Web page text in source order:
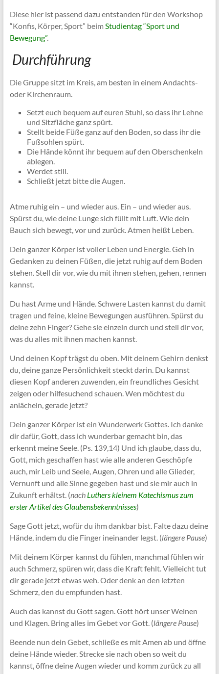
Diese hier ist passend dazu entstanden für den Workshop
“Konfis, Körper, Sport” beimStudientag “Sport und
Bewegung”.
Durchführung
Die Gruppe sitzt im Kreis, am besten in einem Andachts-
oder Kirchenraum.
Setzt euch bequem auf euren Stuhl, so dass ihr Lehne
und Sitzfläche ganz spürt.
Stellt beide Füße ganz auf den Boden, so dass ihr die
Fußsohlen spürt.
Die Hände könnt ihr bequem auf den Oberschenkeln
ablegen.
Werdet still.
Schließt jetzt bitte die Augen.
Atme ruhig ein – und wieder aus. Ein – und wieder aus.
Spürst du, wie deine Lunge sich füllt mit Luft. Wie dein
Bauch sich bewegt, vor und zurück. Atmen heißt Leben.
Dein ganzer Körper ist voller Leben und Energie. Geh in
Gedanken zu deinen Füßen, die jetzt ruhig auf dem Boden
stehen. Stell dir vor, wie du mit ihnen stehen, gehen, rennen
kannst.
Du hast Arme und Hände. Schwere Lasten kannst du damit
tragen und feine, kleine Bewegungen ausführen. Spürst du
deine zehn Finger? Gehe sie einzeln durch und stell dir vor,
was du alles mit ihnen machen kannst.
Und deinen Kopf trägst du oben. Mit deinem Gehirn denkst
du, deine ganze Persönlichkeit steckt darin. Du kannst
diesen Kopf anderen zuwenden, ein freundliches Gesicht
zeigen oder hilfesuchend schauen. Wen möchtest du
anlächeln, gerade jetzt?
Dein ganzer Körper ist ein Wunderwerk Gottes. Ich danke
dir dafür, Gott, dass ich wunderbar gemacht bin, das
erkennt meine Seele. (Ps. 139,14) Und ich glaube, dass du,
Gott, mich geschaffen hast wie alle anderen Geschöpfe
auch, mir Leib und Seele, Augen, Ohren und alle Glieder,
Vernunft und alle Sinne gegeben hast und sie mir auch in
Zukunft erhältst. (nach Luthers kleinem Katechismus zum
erster Artikel des Glaubensbekenntnisses)
Sage Gott jetzt, wofür du ihm dankbar bist. Falte dazu deine
Hände, indem du die Finger ineinander legst. (längere Pause)
Mit deinem Körper kannst du fühlen, manchmal fühlen wir
auch Schmerz, spüren wir, dass die Kraft fehlt. Vielleicht tut
dir gerade jetzt etwas weh. Oder denk an den letzten
Schmerz, den du empfunden hast.
Auch das kannst du Gott sagen. Gott hört unser Weinen
und Klagen. Bring alles im Gebet vor Gott. (längere Pause)
Beende nun dein Gebet, schließe es mit Amen ab und öffne
deine Hände wieder. Strecke sie nach oben so weit du
kannst, öffne deine Augen wieder und komm zurück zu all